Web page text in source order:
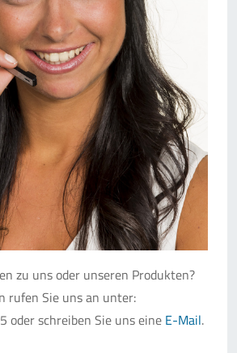
zu uns oder unseren Produkten?
rufen Sie uns an unter:
oder schreiben Sie uns eine E-Mail.